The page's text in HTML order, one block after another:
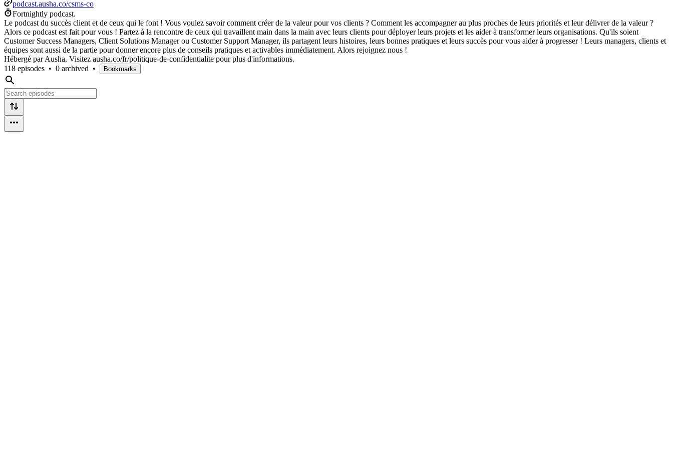
podcast.ausha.co/csms-co
Fortnightly podcast.
Le podcast du succès client et de ceux qui le font ! Vous voulez savoir comment créer de la valeur pour vos clients ? Comment les accompagner au plus proches de leurs priorités et leur délivrer de la valeur ?
Alors ce podcast est fait pour vous ! Partez à la rencontre de ceux qui travaillent main dans la main avec leurs clients pour déployer leurs projets et les aider à transformer leurs organisations. Qu'ils soient
Customer Success Managers, Client Solutions Manager ou Customer Support Manager, ils partagent leurs histoires, leurs bonnes pratiques et leurs succès pour vous aider à progresser ! Leurs managers, clients et
équipes sont aussi de la partie pour donner encore plus de conseils pratiques et activables immédiatement. Alors rejoignez nous !
Hébergé par Ausha. Visitez ausha.co/fr/politique-de-confidentialite pour plus d'informations.
118 episodes • 0 archived • Bookmarks